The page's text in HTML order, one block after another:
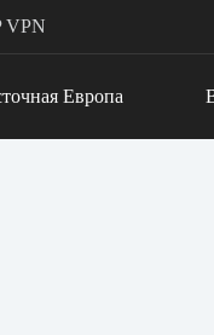
VPN
Европа